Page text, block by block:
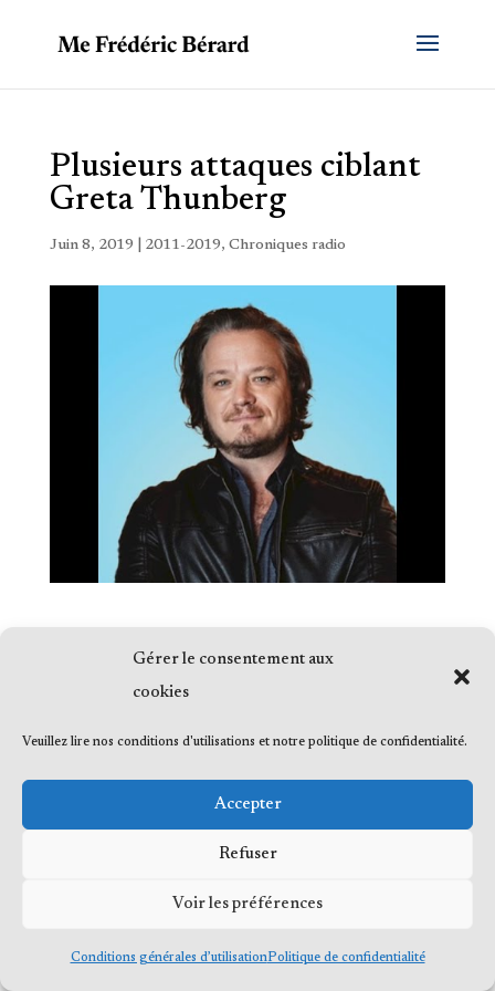
Gérer le consentement aux
cookies
Veuillez lire nos conditions d'utilisations et notre politique de confidentialité.
Accepter
Refuser
Voir les préférences
Conditions générales d’utilisationPolitique de confidentialité
Plusieurs attaques ciblant
Greta Thunberg
Juin 8, 2019 2011-2019, Chroniques radio